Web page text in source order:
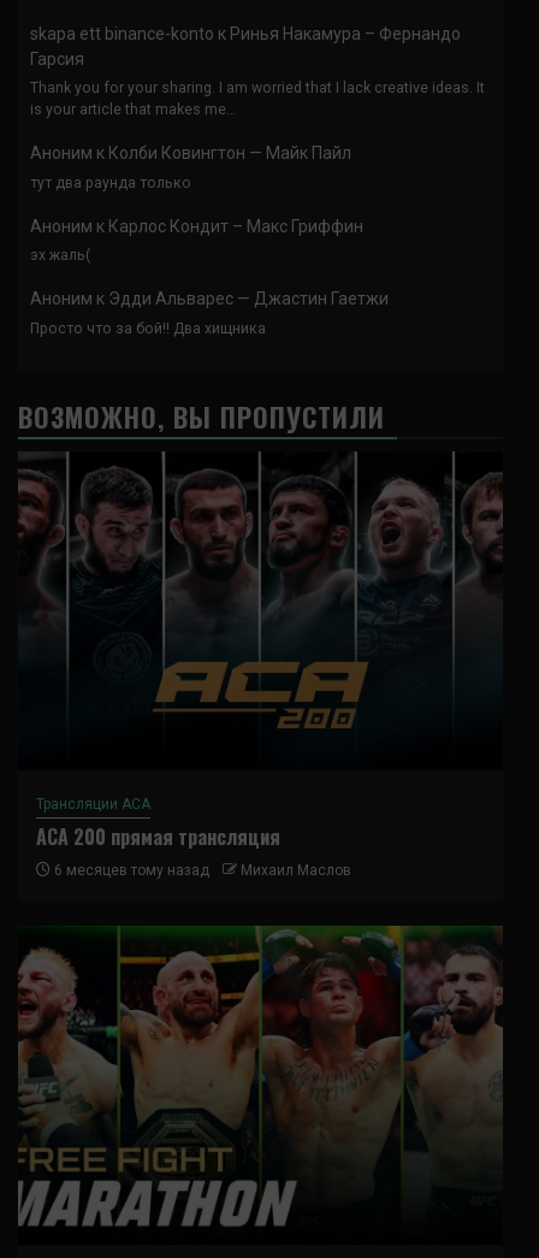
skapa ett binance-konto к Ринья Накамура – Фернандо
Гарсия
Thank you for your sharing. I am worried that I lack creative ideas. It
is your article that makes me…
Аноним к Колби Ковингтон — Майк Пайл
тут два раунда только
Аноним к Карлос Кондит – Макс Гриффин
эх жаль(
Аноним к Эдди Альварес — Джастин Гаетжи
Просто что за бой!! Два хищника
ВОЗМОЖНО, ВЫ ПРОПУСТИЛИ
Трансляции ACA
ACA 200 прямая трансляция
6 месяцев тому назад Михаил Маслов